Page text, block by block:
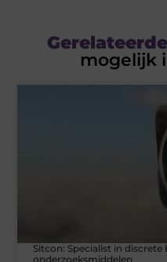
mogelijk
Sitcon: Specialist in
onderzoeksmiddelen